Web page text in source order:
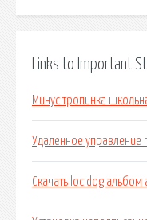
Links to Important
Минус тропинка
Удаленное управление
Скачать loc dog